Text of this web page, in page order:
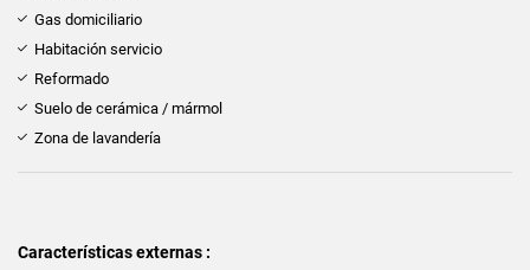
Gas domiciliario
Habitación servicio
Reformado
Suelo de cerámica / mármol
Zona de lavandería
Características externas :